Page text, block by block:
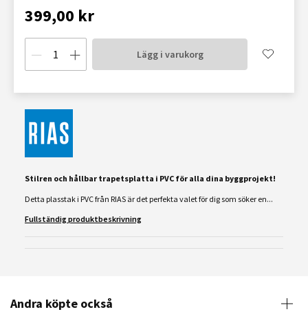
399,00 kr
Lägg i varukorg
Stilren och hållbar trapetsplatta i PVC för alla dina byggprojekt!
Detta plasstak i PVC från RIAS är det perfekta valet för dig som söker en...
Fullständig produktbeskrivning
Andra köpte också